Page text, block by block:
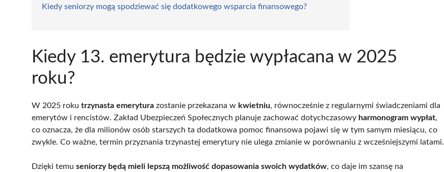
Kiedy seniorzy mogą spodziewać się dodatkowego wsparcia finansowego?
Kiedy 13. emerytura będzie wypłacana w 2025
roku?
W 2025 roku trzynasta emerytura zostanie przekazana w kwietniu, równocześnie z regularnymi świadczeniami dla
emerytów i rencistów. Zakład Ubezpieczeń Społecznych planuje zachować dotychczasowy harmonogram wypłat,
co oznacza, że dla milionów osób starszych ta dodatkowa pomoc finansowa pojawi się w tym samym miesiącu, co
zwykle. Co ważne, termin przyznania trzynastej emerytury nie ulega zmianie w porównaniu z wcześniejszymi latami.
Dzięki temu seniorzy będą mieli lepszą możliwość dopasowania swoich wydatków, co daje im szansę na